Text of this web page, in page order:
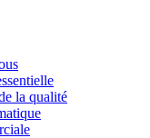
la qualité